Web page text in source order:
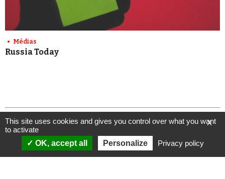
Médias
Russia Today
ANALYSES
VIDÉOS
X
This site uses cookies and gives you control over what you want
to activate
OK, accept all
Personalize Privacy policy